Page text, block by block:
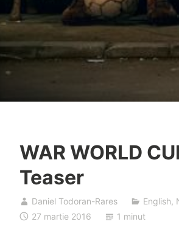
WAR WORLD
Teaser
Daniel Todoran-Rares English,
27 martie 2016
1 minut